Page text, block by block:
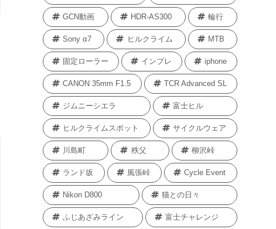
GCN動画 HDR-AS300 輪行
Sony α7 ヒルクライム MTB
固定ローラー インプレ iphone
CANON 35mm F1.5 TCR Advanced SL
ジムニーシエラ 富士ヒル
ヒルクライムスポット サイクルウェア
川島町 秩父 柳沢峠
ランド坂 風張峠 Cycle Event
Nikon D800 猫との日々
ふじあざみライン 富士チャレンジ